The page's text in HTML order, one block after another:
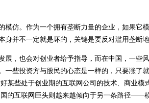
仿。作为一个拥有垄断力量的企业，如果它模
并不一定就是坏的，关键是要反对滥用垄断地
，也会对创业者给予指导，而在中国，一些
一些投资方与股民的心态是一样的，只要涨了
某些处于创业期的互联网公司的技术、商业模
的互联网巨头则越来越倾向于另一条路径——